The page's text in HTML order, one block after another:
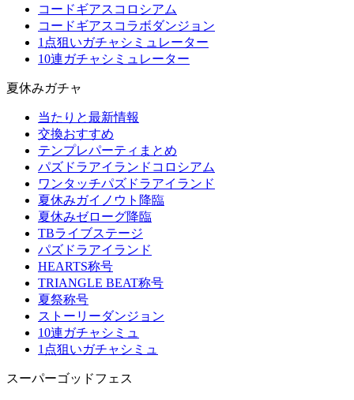
コードギアスコロシアム
コードギアスコラボダンジョン
1点狙いガチャシミュレーター
10連ガチャシミュレーター
夏休みガチャ
当たりと最新情報
交換おすすめ
テンプレパーティまとめ
パズドラアイランドコロシアム
ワンタッチパズドラアイランド
夏休みガイノウト降臨
夏休みゼローグ降臨
TBライブステージ
パズドラアイランド
HEARTS称号
TRIANGLE BEAT称号
夏祭称号
ストーリーダンジョン
10連ガチャシミュ
1点狙いガチャシミュ
スーパーゴッドフェス